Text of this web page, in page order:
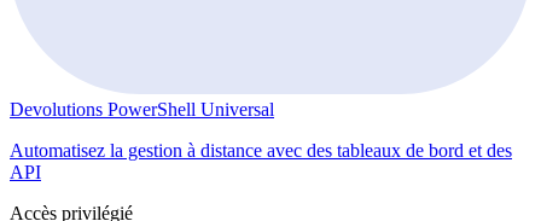
Devolutions PowerShell Universal
Automatisez la gestion à distance avec des tableaux de bord et des
API
Accès privilégié